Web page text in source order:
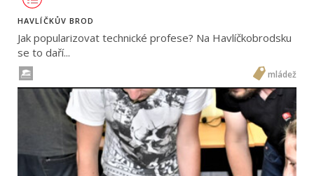
HAVLÍČKŮV BROD
Jak popularizovat technické profese? Na Havlíčkobrodsku
se to daří...
mládež